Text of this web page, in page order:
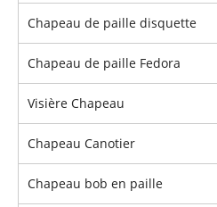
Chapeau de paille disquette
Chapeau de paille Fedora
Visière Chapeau
Chapeau Canotier
Chapeau bob en paille